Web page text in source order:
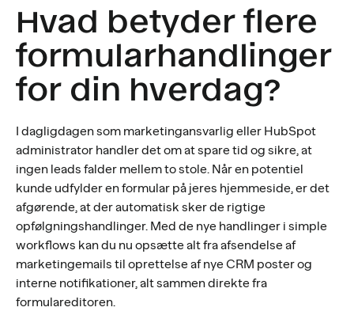
Hvad betyder flere
formularhandlinger
for din hverdag?
I dagligdagen som marketingansvarlig eller HubSpot
administrator handler det om at spare tid og sikre, at
ingen leads falder mellem to stole. Når en potentiel
kunde udfylder en formular på jeres hjemmeside, er det
afgørende, at der automatisk sker de rigtige
opfølgningshandlinger. Med de nye handlinger i simple
workflows kan du nu opsætte alt fra afsendelse af
marketingemails til oprettelse af nye CRM poster og
interne notifikationer, alt sammen direkte fra
formulareditoren.